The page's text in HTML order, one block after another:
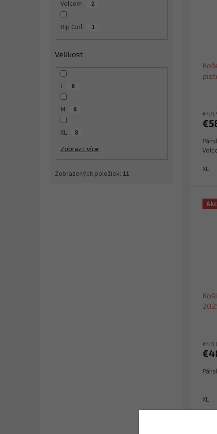
Volcom 2
Rip Curl 1
Velikost
L 8
M 8
XL 8
Zobrazit více
Zobrazených položiek: 11
XL
XL